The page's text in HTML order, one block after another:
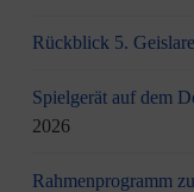
Rückblick 5.
Spielgerät auf dem
2026
Rahmenprogramm